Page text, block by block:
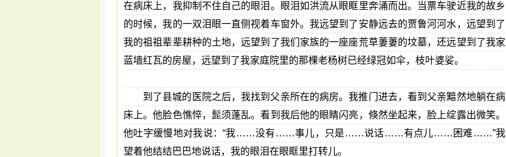
在病床上，我抑制不住自己的眼泪。眼泪如洪流从眼眶里奔涌而出。当票车驶近我的故乡
的时候，我的一双泪眼一直侧视着车窗外。我远望到了安静远去的贾鲁河河水，远望到了
我的祖祖辈辈耕种的土地，远望到了我们家族的一座座荒草萋萋的坟墓，还远望到了我家
蓝墙红瓦的房屋，远望到了我家庭院里的那棵老杨树已经绿冠如伞，枝叶婆娑。
到了县城的医院之后，我找到父亲所在的病房。我推门进去，看到父亲黯然地躺在病
床上。他脸色憔悴，髭须蓬乱。看到我后他的眼睛闪亮，倏然坐起来，脸上绽露出微笑。
他吐字缓慢地对我说：“我……没有……事儿，只是……说话……有点儿……困难……”我
望着他结结巴巴地说话，我的眼泪在眼眶里打转儿。